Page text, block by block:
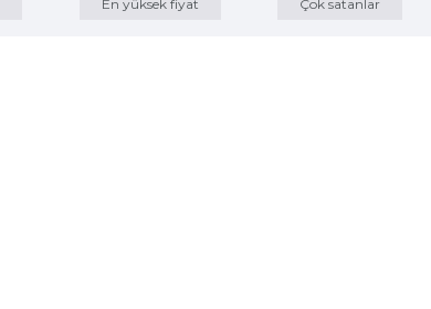
En yüksek fiyat Çok satanlar